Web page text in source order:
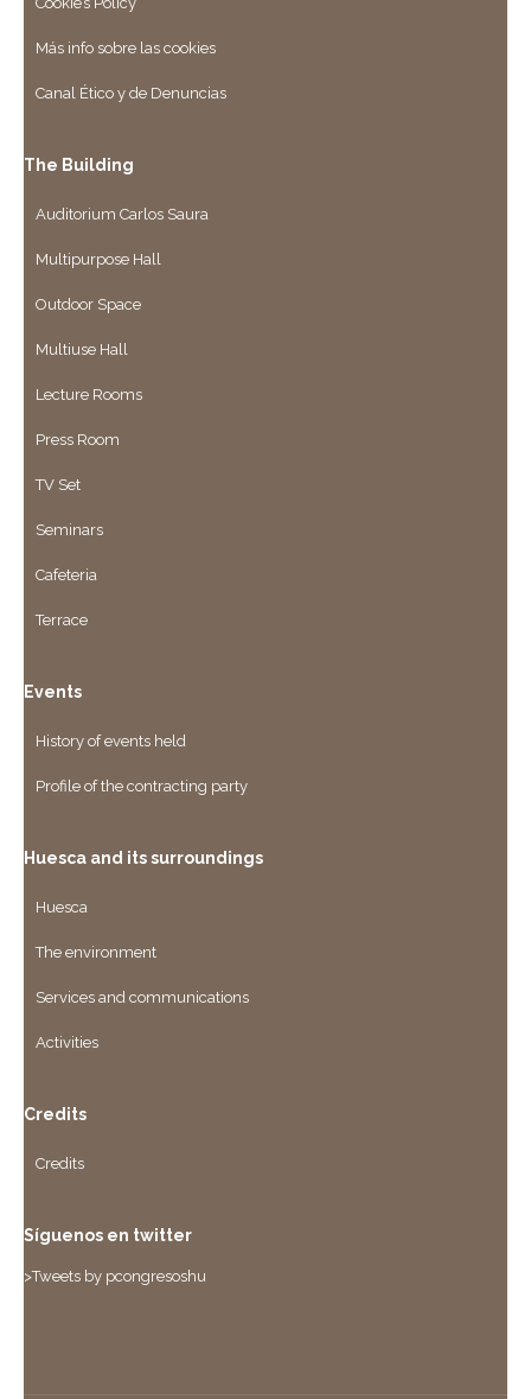
Más info sobre las cookies
Canal Ético y de Denuncias
The Building
Auditorium Carlos Saura
Multipurpose Hall
Outdoor Space
Multiuse Hall
Lecture Rooms
Press Room
TV Set
Seminars
Cafeteria
Terrace
Events
History of events held
Profile of the contracting party
Huesca and its surroundings
Huesca
The environment
Services and communications
Activities
Credits
Credits
Síguenos en twitter
>Tweets by pcongresoshu